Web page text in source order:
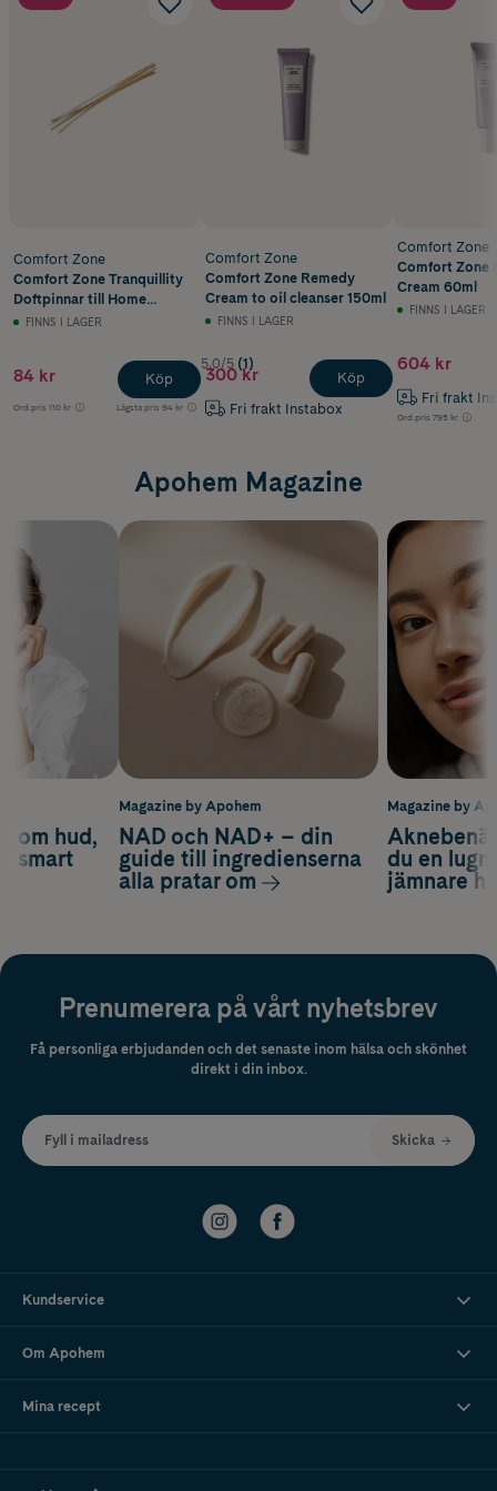
Comfort Zone
Comfort Zone Tranquillity
Doftpinnar till Home
Fragrance 10-pack
FINNS I LAGER
84 kr
Ord.pris 110 kr Lägsta pris 94 kr
Köp
Comfort Zone
Comfort Zone Remedy
Cream to oil cleanser 150ml
FINNS I LAGER
5.0/5 (1)
300 kr
Fri frakt Instabox
Köp
Comfort Zone
Comfort Zone
Cream 60ml
FINNS I LAGER
604 kr
Fri frakt
Ord.pris 795 kr
Apohem Magazine
Magazine by
du en
jämnare
om hud,
smart
Magazine by Apohem
NAD och NAD+ – din
guide till ingredienserna
alla pratar om
Prenumerera på vårt nyhetsbrev
Få personliga erbjudanden och det senaste inom hälsa och skönhet
direkt i din inbox.
Fyll i mailadress Skicka
Kundservice
Om Apohem
Mina recept